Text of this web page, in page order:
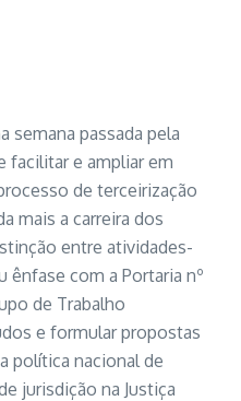
semana passada pela
facilitar e ampliar em
de terceirização
mais a carreira dos
entre atividades-
com a Portaria nº
de Trabalho
e formular propostas
política nacional de
jurisdição na Justiça